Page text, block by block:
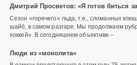
Дмитрий Просветов: «Я готов биться
Сезон «горячего» льда, т.е., сломанных
шайб, в самом разгаре. Мы продолжаем
хоккей». В сегодняшнем объективе –
Люди из «монолита»